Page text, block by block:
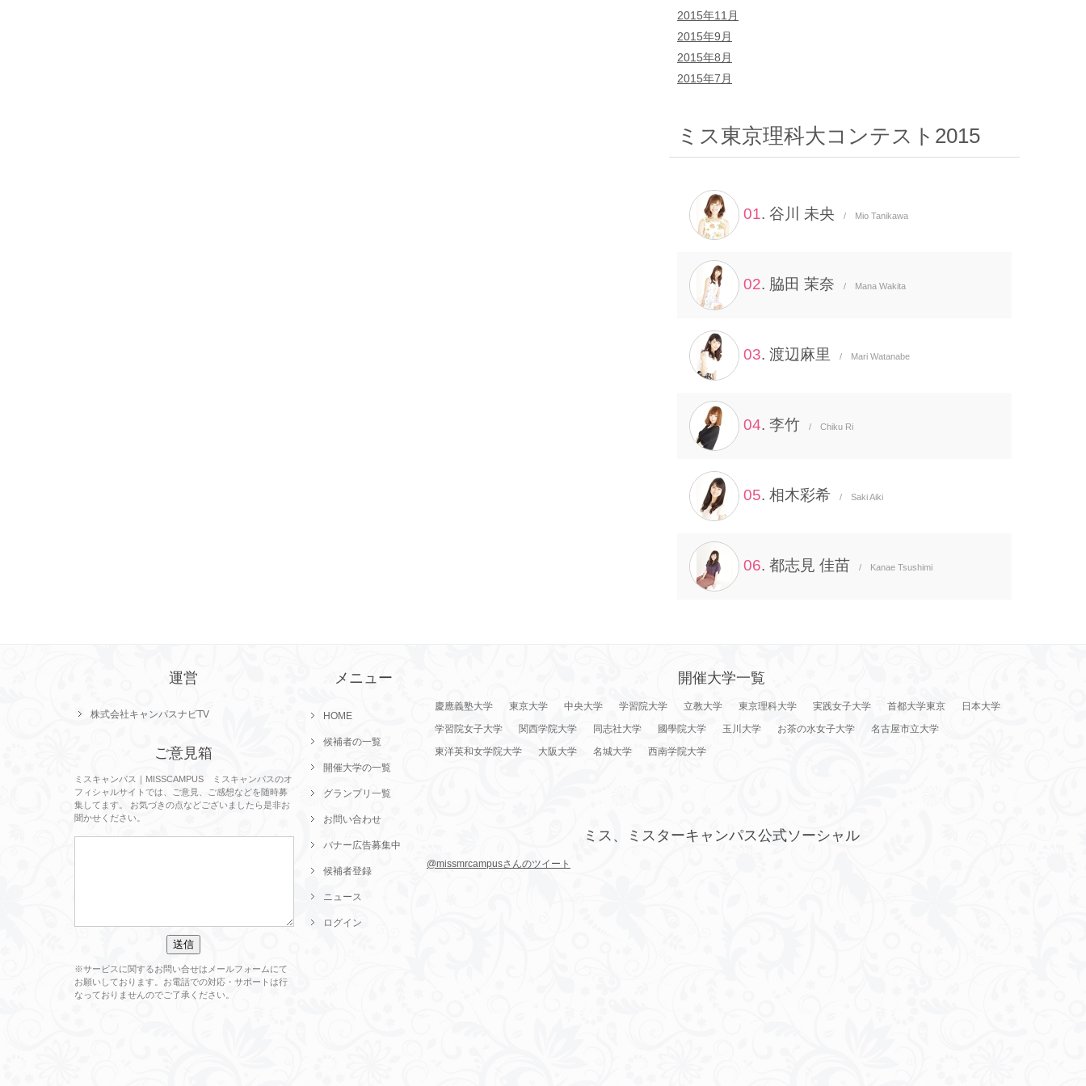
2015年11月
2015年9月
2015年8月
2015年7月
ミス東京理科大コンテスト2015
01. 谷川 未央 / Mio Tanikawa
02. 脇田 茉奈 / Mana Wakita
03. 渡辺麻里 / Mari Watanabe
04. 李竹 / Chiku Ri
05. 相木彩希 / Saki Aiki
06. 都志見 佳苗 / Kanae Tsushimi
運営
株式会社キャンパスナビTV
ご意見箱
ミスキャンパス｜MISSCAMPUS ミスキャンパスのオ
フィシャルサイトでは、ご意見、ご感想などを随時募
集してます。 お気づきの点などございましたら是非お
聞かせください。
※サービスに関するお問い合せはメールフォームにて
お願いしております。お電話での対応・サポートは行
なっておりませんのでご了承ください。
メニュー
HOME
候補者の一覧
開催大学の一覧
グランプリ一覧
お問い合わせ
バナー広告募集中
候補者登録
ニュース
ログイン
開催大学一覧
慶應義塾大学 東京大学 中央大学 学習院大学 立教大学 東京理科大学 実践女子大学 首都大学東京
日本大学
学習院女子大学
関西学院大学 同志社大学 國學院大学 玉川大学 お茶の水女子大学
名古屋市立大学
東洋英和女学院大学
大阪大学 名城大学 西南学院大学
ミス、ミスターキャンパス公式ソーシャル
@missmrcampusさんのツイート